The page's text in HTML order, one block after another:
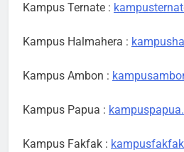
Kampus Ternate :
Kampus Halmahera :
Kampus Ambon :
Kampus Papua :
Kampus Fakfak :